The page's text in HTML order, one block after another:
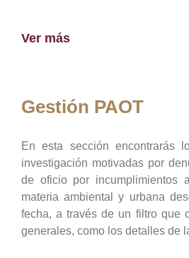
Ver más
Gestión PAOT
En esta sección encontrarás
investigación motivadas por
de oficio por incumplimientos
materia ambiental y urbana
fecha, a través de un filtro que
generales, como los detalles de